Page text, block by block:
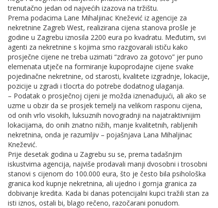
trenutačno jedan od najvećih izazova na tržištu.
Prema podacima Lane Mihaljinac Knežević iz agencije za
nekretnine Zagreb West, realizirana cijena stanova prošle je
godine u Zagrebu iznosila 2200 eura po kvadratu. Međutim, svi
agenti za nekretnine s kojima smo razgovarali ističu kako
prosječne cijene ne treba uzimati “zdravo za gotovo” jer puno
elemenata utječe na formiranje kupoprodajne cijene svake
pojedinačne nekretnine, od starosti, kvalitete izgradnje, lokacije,
pozicije u zgradi i tlocrta do potrebe dodatnog ulaganja.
– Podatak o prosječnoj cijeni je možda iznenađujući, ali ako se
uzme u obzir da se prosjek temelji na velikom rasponu cijena,
od onih vrlo visokih, luksuznih novogradnji na najatraktivnijim
lokacijama, do onih znatno nižih, manje kvalitetnih, rabljenih
nekretnina, onda je razumljiv – pojašnjava Lana Mihaljinac
Knežević.
Prije desetak godina u Zagrebu su se, prema tadašnjim
iskustvima agencija, najviše prodavali manji dvosobni i trosobni
stanovi s cijenom do 100.000 eura, što je često bila psihološka
granica kod kupnje nekretnina, ali ujedno i gornja granica za
dobivanje kredita. Kada bi danas potencijalni kupci tražili stan za
isti iznos, ostali bi, blago rečeno, razočarani ponudom.